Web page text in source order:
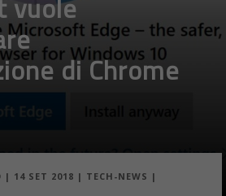
vuole
di Chrome
| 14 SET 2018 | TECH-NEWS |